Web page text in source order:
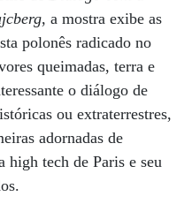
, a mostra exibe as
polonês radicado no
queimadas, terra e
o diálogo de
ou extraterrestres,
adornadas de
high tech de Paris e seu